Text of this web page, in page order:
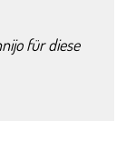
für diese